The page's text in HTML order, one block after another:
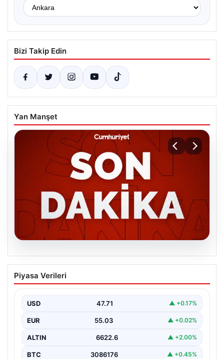
Bizi Takip Edin
Yan Manşet
MGK’den 8 maddelik kritik bildiri: Dikkat
çeken ‘Terörsüz Bölge’ vurgusu
Piyasa Verileri
USD 47.71 ▲ +0.17%
EUR 55.03 ▲ +0.02%
ALTIN 6622.6 ▲ +2.00%
BTC 3086176 ▲ +0.45%